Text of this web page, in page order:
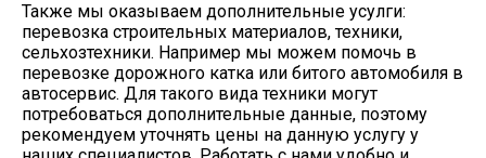
Также мы оказываем дополнительные усулги:
перевозка строительных материалов, техники,
сельхозтехники. Например мы можем помочь в
перевозке дорожного катка или битого автомобиля в
автосервис. Для такого вида техники могут
потребоваться дополнительные данные, поэтому
рекомендуем уточнять цены на данную услугу у